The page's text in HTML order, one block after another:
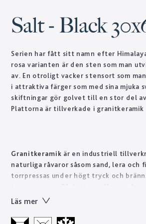
Salt - Black
Serien har fått sitt namn efter
rosa varianten är den sten som man
av. En otroligt vacker stensort som
i attraktiva färger som med sina mjuka
skiftningar gör golvet till en stor del av
Plattorna är tillverkade i granitkeramik
Granitkeramik är en industriell
naturliga råvaror såsom sand, lera och
torrpressas under högt tryck och
kort tid som skulle ta naturen tusentals
lätt att sköta till skillnad från natursten
Läs mer